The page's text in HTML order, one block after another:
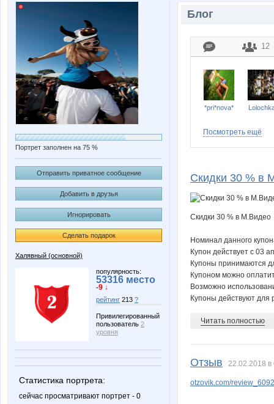
Портрет заполнен на 75 %
Отправить приватное сообщение
Добавить в друзья
Игнорировать
Сделать подарок
Халявный (основной)
популярность:
53316 место
-9 ↓
рейтинг 213 ?
Привилегированный
пользователь 2
уровня
Статистика портрета:
сейчас просматривают портрет - 0
Блог
12
*pri*nova*
Посмотреть ещё
Скидки 30 % в
Скидки 30 % в М.Видео
Номинал данного
Купон действует с 03
Купоны принимаются
Купоном можно
Возможно
Купоны действуют для
Читать полностью
Отзыв 22.02.2018 в
otzovik.com/